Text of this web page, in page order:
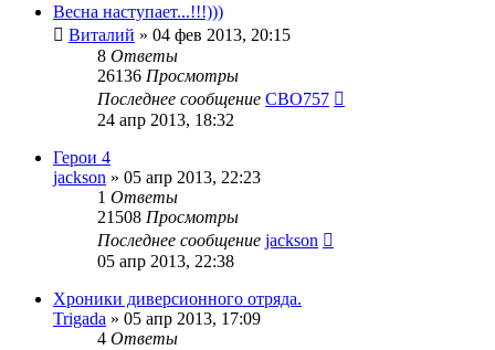
Весна наступает...!!!)))
Виталий » 04 фев 2013, 20:15
8 Ответы
26136 Просмотры
Последнее сообщение CBO757
24 апр 2013, 18:32
Герои 4
jackson » 05 апр 2013, 22:23
1 Ответы
21508 Просмотры
Последнее сообщение jackson
05 апр 2013, 22:38
Хроники диверсионного отряда.
Trigada » 05 апр 2013, 17:09
4 Ответы